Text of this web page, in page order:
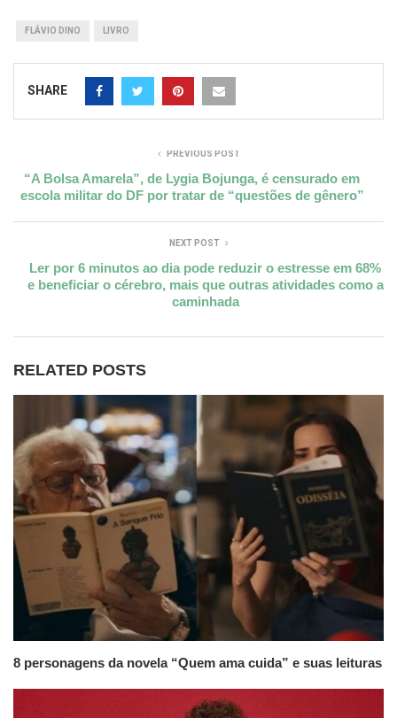
FLÁVIO DINO LIVRO
SHARE
PREVIOUS POST
“A Bolsa Amarela”, de Lygia Bojunga, é censurado em
escola militar do DF por tratar de “questões de gênero”
NEXT POST
Ler por 6 minutos ao dia pode reduzir o estresse em 68%
e beneficiar o cérebro, mais que outras atividades como a
caminhada
RELATED POSTS
8 personagens da novela “Quem ama cuida” e suas leituras